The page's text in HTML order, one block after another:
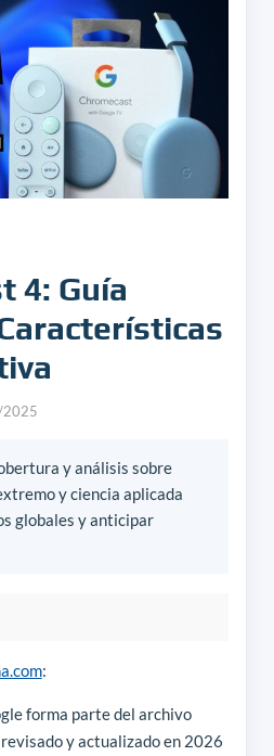
4: Guía
y análisis sobre
y ciencia aplicada
globales y anticipar
:
forma parte del archivo
y actualizado en 2026